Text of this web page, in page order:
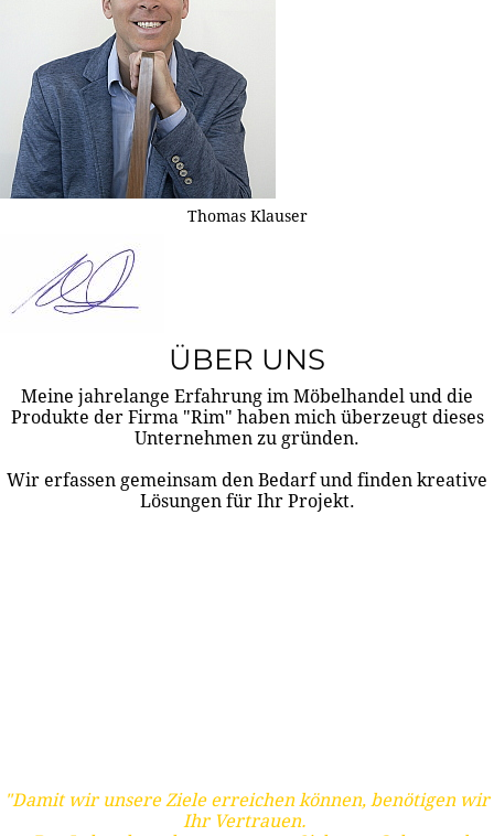
Thomas Klauser
ÜBER UNS
Meine jahrelange Erfahrung im Möbelhandel und die
Produkte der Firma "Rim" haben mich überzeugt dieses
Unternehmen zu gründen.
Wir erfassen gemeinsam den Bedarf und finden kreative
Lösungen für Ihr Projekt.
"Damit wir unsere Ziele erreichen können, benötigen wir
Ihr Vertrauen.